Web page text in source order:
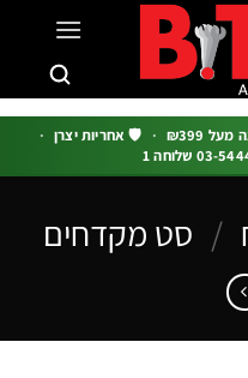
· 🛡️ אחריות יצרן ·
סט מקדחים